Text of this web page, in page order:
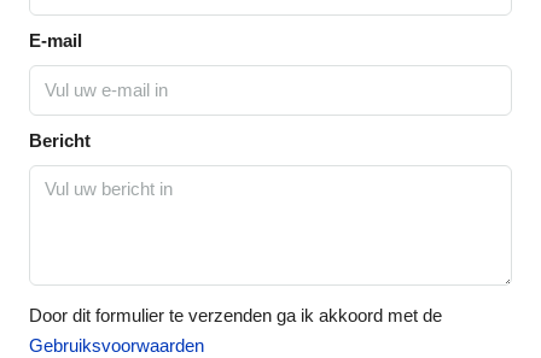
E-mail
Bericht
Door dit formulier te verzenden ga ik akkoord met de
Gebruiksvoorwaarden